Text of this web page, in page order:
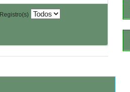
Registro(s)